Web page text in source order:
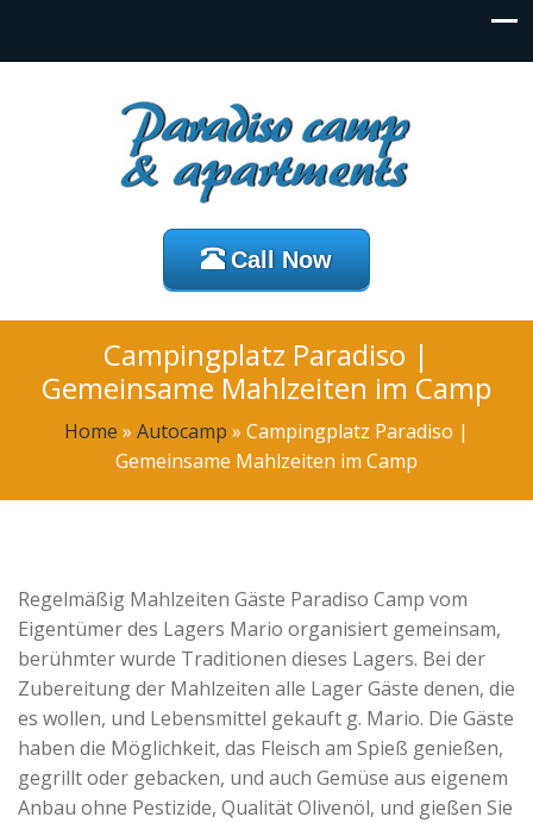
Call Now
Campingplatz Paradiso |
Gemeinsame Mahlzeiten im Camp
Home » Autocamp » Campingplatz Paradiso |
Gemeinsame Mahlzeiten im Camp
Regelmäßig Mahlzeiten Gäste Paradiso Camp vom
Eigentümer des Lagers Mario organisiert gemeinsam,
berühmter wurde Traditionen dieses Lagers. Bei der
Zubereitung der Mahlzeiten alle Lager Gäste denen, die
es wollen, und Lebensmittel gekauft g. Mario. Die Gäste
haben die Möglichkeit, das Fleisch am Spieß genießen,
gegrillt oder gebacken, und auch Gemüse aus eigenem
Anbau ohne Pestizide, Qualität Olivenöl, und gießen Sie